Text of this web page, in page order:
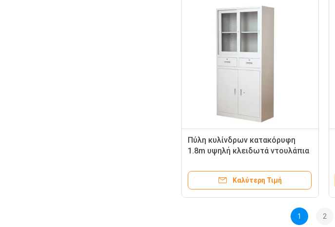
Πύλη κυλίνδρων κατακόρυφη
1.8m υψηλή κλειδωτά ντουλάπια
Καλύτερη Τιμή
1 2